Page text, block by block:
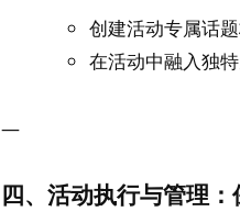
创建活动专属话
在活动中融入独
—
四、活动执行与管理